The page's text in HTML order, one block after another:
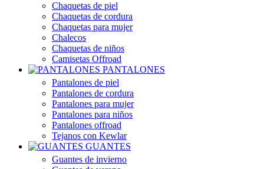
Chaquetas de piel
Chaquetas de cordura
Chaquetas para mujer
Chalecos
Chaquetas de niños
Camisetas Offroad
PANTALONES
Pantalones de piel
Pantalones de cordura
Pantalones para mujer
Pantalones para niños
Pantalones offroad
Tejanos con Kewlar
GUANTES
Guantes de invierno